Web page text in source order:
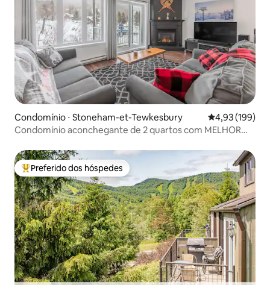
Condomínio ⋅ Stoneham-et-Tewkesbury 4,93 de uma
4,93 (199)
Condomínio aconchegante de 2 quartos com MELHOR
Entre os melhores preferidos dos hóspedes
Preferido dos hóspedes